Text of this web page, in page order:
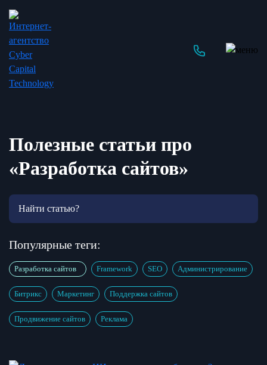
Полезные статьи про
«Разработка сайтов»
Популярные теги:
Разработка сайтов Framework SEO Администрирование
Битрикс Маркетинг Поддержка сайтов
Продвижение сайтов Реклама